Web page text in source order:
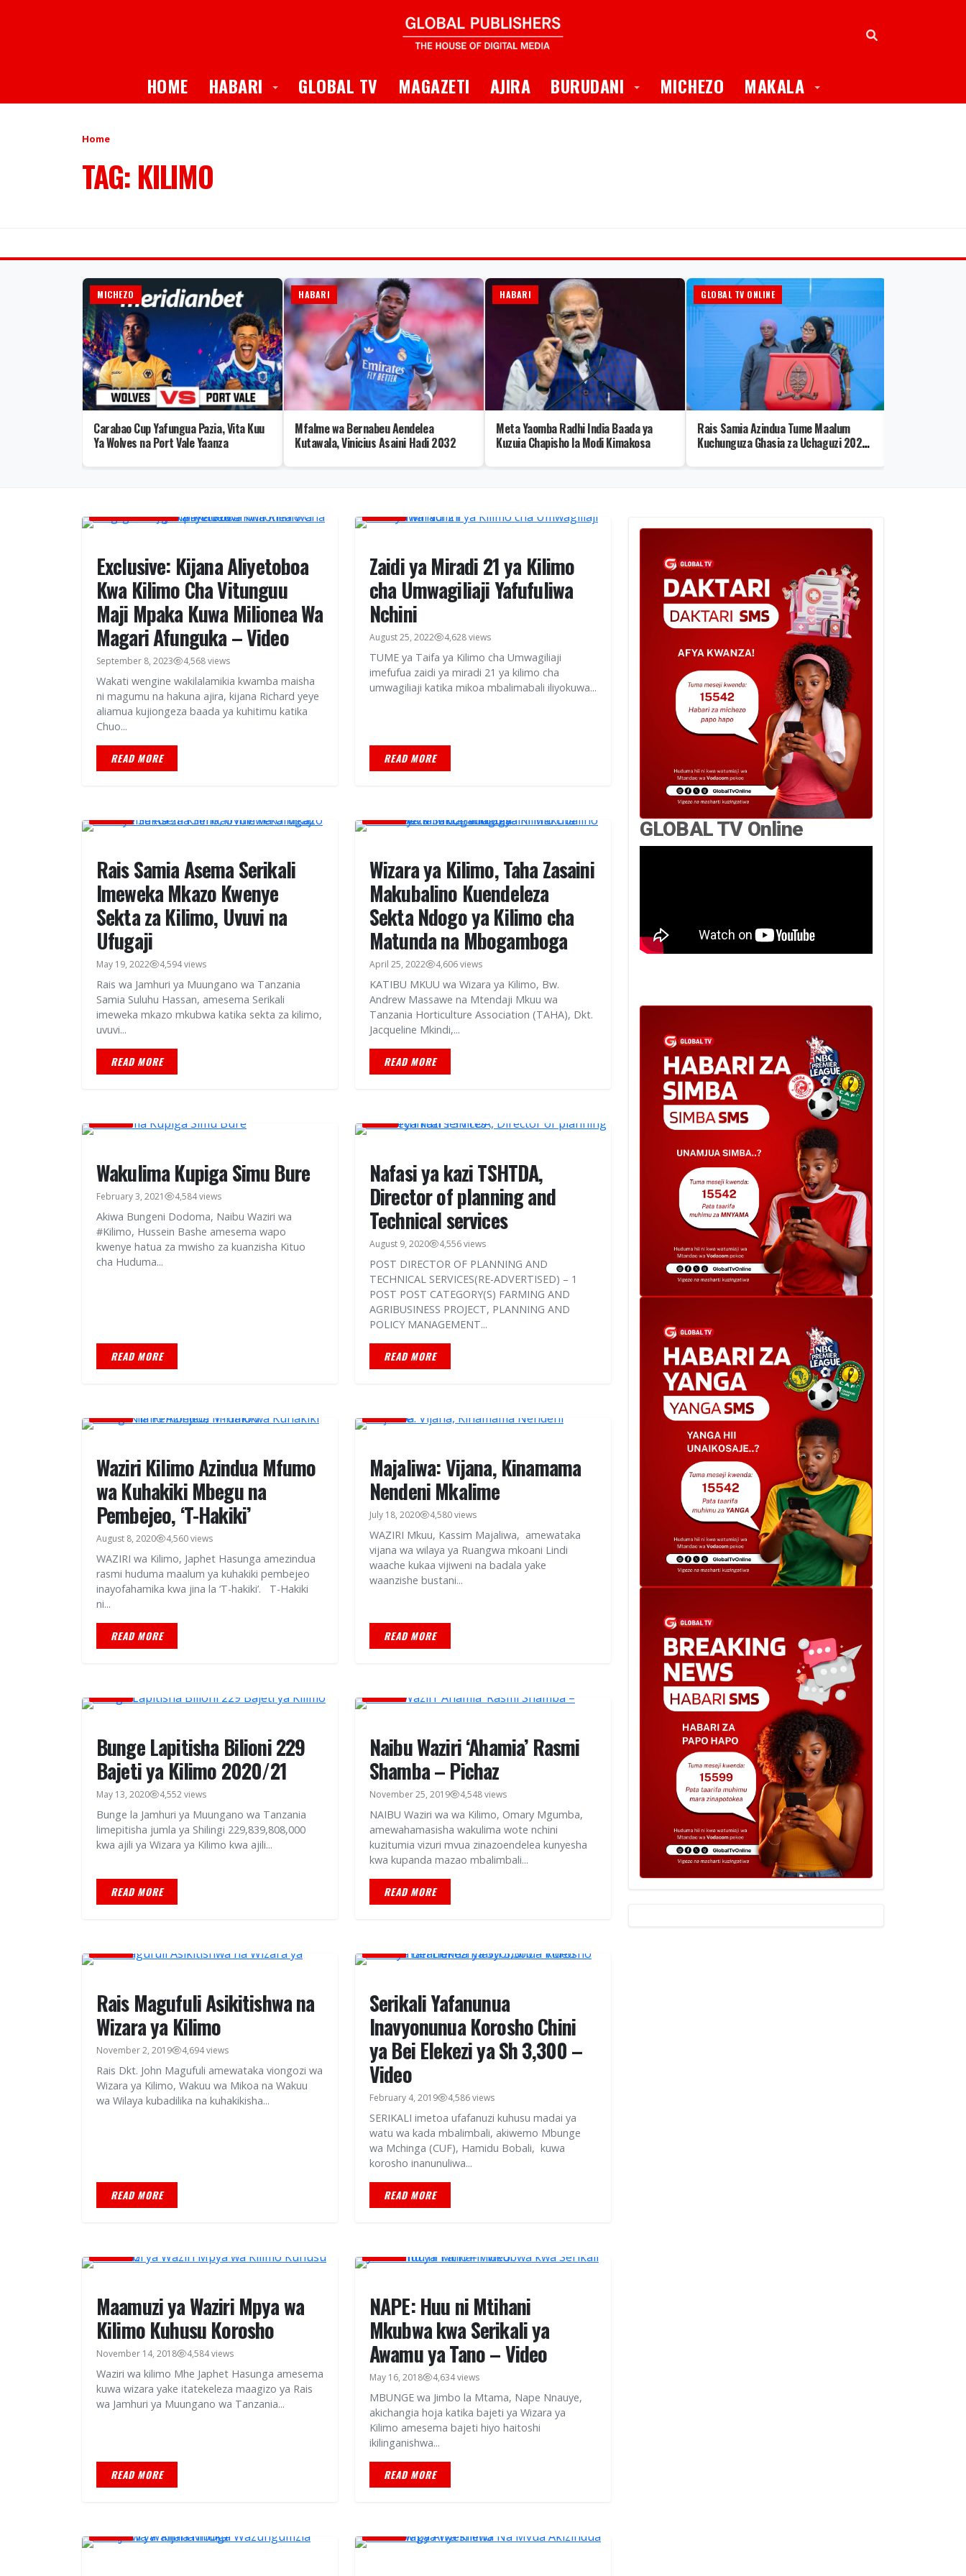
HOME HABARI Toggle Dropdown
GLOBAL TV MAGAZETI AJIRA BURUDANI Toggle Dropdown
MICHEZO MAKALA Toggle Dropdown
Home
TAG: KILIMO
MICHEZO
Carabao Cup Yafungua Pazia, Vita Kuu
Ya Wolves na Port Vale Yaanza
HABARI
Mfalme wa Bernabeu Aendelea
Kutawala, Vinicius Asaini Hadi 2032
HABARI
Meta Yaomba Radhi India Baada ya
Kuzuia Chapisho la Modi Kimakosa
GLOBAL TV ONLINE
Rais Samia Azindua Tume Maalum
Kuchunguza Ghasia za Uchaguzi 2025
Exclusive: Kijana Aliyetoboa
Kwa Kilimo Cha Vitunguu
Maji Mpaka Kuwa Milionea Wa
Magari Afunguka – Video
September 8, 2023 4,568 views
Wakati wengine wakilalamikia kwamba maisha
ni magumu na hakuna ajira, kijana Richard yeye
aliamua kujiongeza baada ya kuhitimu katika
Chuo...
READ MORE
Zaidi ya Miradi 21 ya Kilimo
cha Umwagiliaji Yafufuliwa
Nchini
August 25, 2022 4,628 views
TUME ya Taifa ya Kilimo cha Umwagiliaji
imefufua zaidi ya miradi 21 ya kilimo cha
umwagiliaji katika mikoa mbalimabali iliyokuwa...
READ MORE
Rais Samia Asema Serikali
Imeweka Mkazo Kwenye
Sekta za Kilimo, Uvuvi na
Ufugaji
May 19, 2022 4,594 views
Rais wa Jamhuri ya Muungano wa Tanzania
Samia Suluhu Hassan, amesema Serikali
imeweka mkazo mkubwa katika sekta za kilimo,
uvuvi...
READ MORE
Wizara ya Kilimo, Taha Zasaini
Makubalino Kuendeleza
Sekta Ndogo ya Kilimo cha
Matunda na Mbogamboga
April 25, 2022 4,606 views
KATIBU MKUU wa Wizara ya Kilimo, Bw.
Andrew Massawe na Mtendaji Mkuu wa
Tanzania Horticulture Association (TAHA), Dkt.
Jacqueline Mkindi,...
READ MORE
Wakulima Kupiga Simu Bure
February 3, 2021 4,584 views
Akiwa Bungeni Dodoma, Naibu Waziri wa
#Kilimo, Hussein Bashe amesema wapo
kwenye hatua za mwisho za kuanzisha Kituo
cha Huduma...
READ MORE
Nafasi ya kazi TSHTDA,
Director of planning and
Technical services
August 9, 2020 4,556 views
POST DIRECTOR OF PLANNING AND
TECHNICAL SERVICES(RE-ADVERTISED) – 1
POST POST CATEGORY(S) FARMING AND
AGRIBUSINESS PROJECT, PLANNING AND
POLICY MANAGEMENT...
READ MORE
Waziri Kilimo Azindua Mfumo
wa Kuhakiki Mbegu na
Pembejeo, ‘T-Hakiki’
August 8, 2020 4,560 views
WAZIRI wa Kilimo, Japhet Hasunga amezindua
rasmi huduma maalum ya kuhakiki pembejeo
inayofahamika kwa jina la ‘T-hakiki’. T-Hakiki
ni...
READ MORE
Majaliwa: Vijana, Kinamama
Nendeni Mkalime
July 18, 2020 4,580 views
WAZIRI Mkuu, Kassim Majaliwa, amewataka
vijana wa wilaya ya Ruangwa mkoani Lindi
waache kukaa vijiweni na badala yake
waanzishe bustani...
READ MORE
Bunge Lapitisha Bilioni 229
Bajeti ya Kilimo 2020/21
May 13, 2020 4,552 views
Bunge la Jamhuri ya Muungano wa Tanzania
limepitisha jumla ya Shilingi 229,839,808,000
kwa ajili ya Wizara ya Kilimo kwa ajili...
READ MORE
Naibu Waziri ‘Ahamia’ Rasmi
Shamba – Pichaz
November 25, 2019 4,548 views
NAIBU Waziri wa wa Kilimo, Omary Mgumba,
amewahamasisha wakulima wote nchini
kuzitumia vizuri mvua zinazoendelea kunyesha
kwa kupanda mazao mbalimbali...
READ MORE
Rais Magufuli Asikitishwa na
Wizara ya Kilimo
November 2, 2019 4,694 views
Rais Dkt. John Magufuli amewataka viongozi wa
Wizara ya Kilimo, Wakuu wa Mikoa na Wakuu
wa Wilaya kubadilika na kuhakikisha...
READ MORE
Serikali Yafanunua
Inavyonunua Korosho Chini
ya Bei Elekezi ya Sh 3,300 –
Video
February 4, 2019 4,586 views
SERIKALI imetoa ufafanuzi kuhusu madai ya
watu wa kada mbalimbali, akiwemo Mbunge
wa Mchinga (CUF), Hamidu Bobali, kuwa
korosho inanunuliwa...
READ MORE
Maamuzi ya Waziri Mpya wa
Kilimo Kuhusu Korosho
November 14, 2018 4,584 views
Waziri wa kilimo Mhe Japhet Hasunga amesema
kuwa wizara yake itatekeleza maagizo ya Rais
wa Jamhuri ya Muungano wa Tanzania...
READ MORE
NAPE: Huu ni Mtihani
Mkubwa kwa Serikali ya
Awamu ya Tano – Video
May 16, 2018 4,634 views
MBUNGE wa Jimbo la Mtama, Nape Nnauye,
akichangia hoja katika bajeti ya Wizara ya
Kilimo amesema bajeti hiyo haitoshi
ikilinganishwa...
READ MORE
GLOBAL TV Online